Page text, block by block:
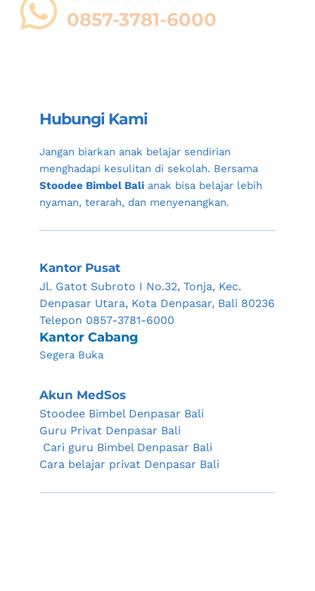
0857-3781-6000
Hubungi Kami
Jangan biarkan anak belajar sendirian
menghadapi kesulitan di sekolah. Bersama
Stoodee Bimbel Bali anak bisa belajar lebih
nyaman, terarah, dan menyenangkan.
Kantor Pusat
Jl. Gatot Subroto I No.32, Tonja, Kec.
Denpasar Utara, Kota Denpasar, Bali 80236
Telepon 0857-3781-6000
Kantor Cabang
Segera Buka
Akun MedSos
Stoodee Bimbel Denpasar Bali
Guru Privat Denpasar Bali
Cari guru Bimbel Denpasar Bali
Cara belajar privat Denpasar Bali